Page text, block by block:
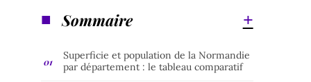
Sommaire
Superficie et population de la Normandie
par département : le tableau comparatif